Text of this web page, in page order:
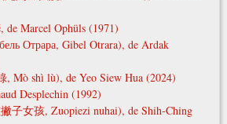
de Marcel Ophüls (1971)
Отрара, Gibel Otrara), de Ardak
, Mò shì lù), de Yeo Siew Hua (2024)
Desplechin (1992)
子女孩, Zuopiezi nuhai), de Shih-Ching